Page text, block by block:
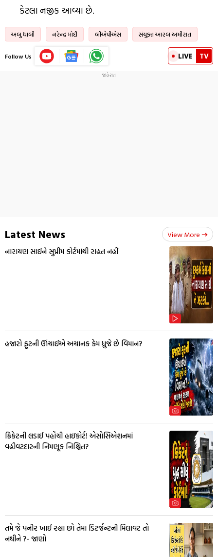
કેટલા નજીક આવ્યા છે.
અબુ ધાબી નરેન્દ્ર મોદી બીએપીએસ સંયુક્ત આરબ અમીરાત
Follow Us LIVE TV
Latest News View More
નારાયણ સાઈને સુપ્રીમ કોર્ટમાંથી રાહત નહીં
હજારો ફૂટની ઊંચાઈએ અચાનક કેમ ધ્રુજે છે વિમાન?
ક્રિકેટની લડાઈ પહોંચી હાઇકોર્ટ! એસોસિએશનમાં
વહીવટદારની નિમણૂક નિશ્ચિત?
તમે જે પનીર ખાઈ રહ્યા છો તેમા ડિટર્જન્ટની મિલાવટ તો
નથીને ?- જાણો